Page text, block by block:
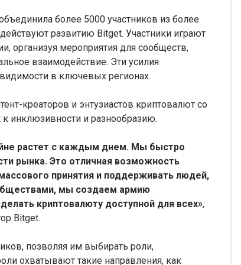
более 5000 участников из более
развитию Bitget. Участники играют
организуя мероприятия для сообществ,
взаимодействие. Эти усилия
в ключевых регионах.
креаторов и энтузиастов криптовалют со
к инклюзивности и разнообразию.
растет с каждым днем. Мы быстро
рынка. Это отличная возможность
принятия и поддерживать людей,
мы создаем армию
криптовалюту доступной для всех»,
Bitget.
позволяя им выбирать роли,
охватывают такие направления, как